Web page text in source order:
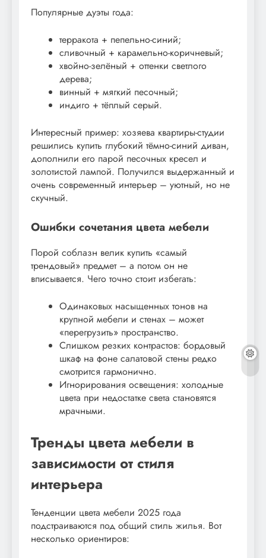
Популярные дуэты года:
терракота + пепельно-синий;
сливочный + карамельно-коричневый;
хвойно-зелёный + оттенки светлого
дерева;
винный + мягкий песочный;
индиго + тёплый серый.
Интересный пример: хозяева квартиры-студии
решились купить глубокий тёмно-синий диван,
дополнили его парой песочных кресел и
золотистой лампой. Получился выдержанный и
очень современный интерьер – уютный, но не
скучный.
Ошибки сочетания цвета мебели
Порой соблазн велик купить «самый
трендовый» предмет – а потом он не
вписывается. Чего точно стоит избегать:
Одинаковых насыщенных тонов на
крупной мебели и стенах – может
«перегрузить» пространство.
Слишком резких контрастов: бордовый
шкаф на фоне салатовой стены редко
смотрится гармонично.
Игнорирования освещения: холодные
цвета при недостатке света становятся
мрачными.
Тренды цвета мебели в
зависимости от стиля
интерьера
Тенденции цвета мебели 2025 года
подстраиваются под общий стиль жилья. Вот
несколько ориентиров: